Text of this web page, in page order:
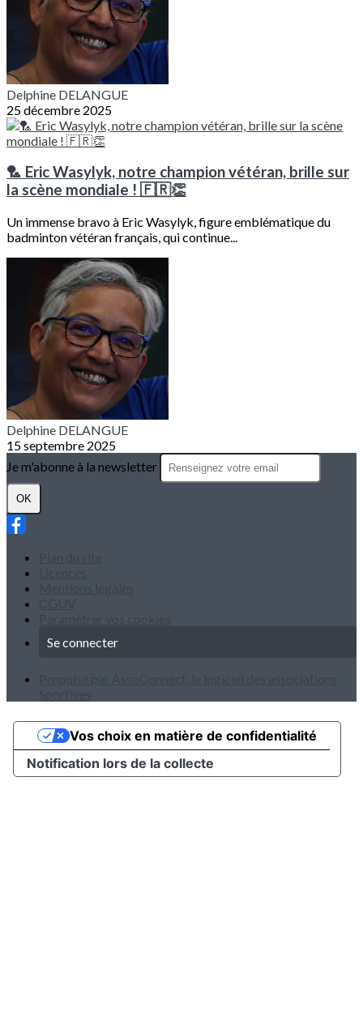
Delphine DELANGUE
25 décembre 2025
🏸 Eric Wasylyk, notre champion vétéran, brille sur
la scène mondiale ! 🇫🇷👏
Un immense bravo à Eric Wasylyk, figure emblématique du
badminton vétéran français, qui continue...
Delphine DELANGUE
15 septembre 2025
Je m'abonne à la newsletter
OK
Se connecter
Notification lors de la collecte
Vos choix en matière de confidentialité